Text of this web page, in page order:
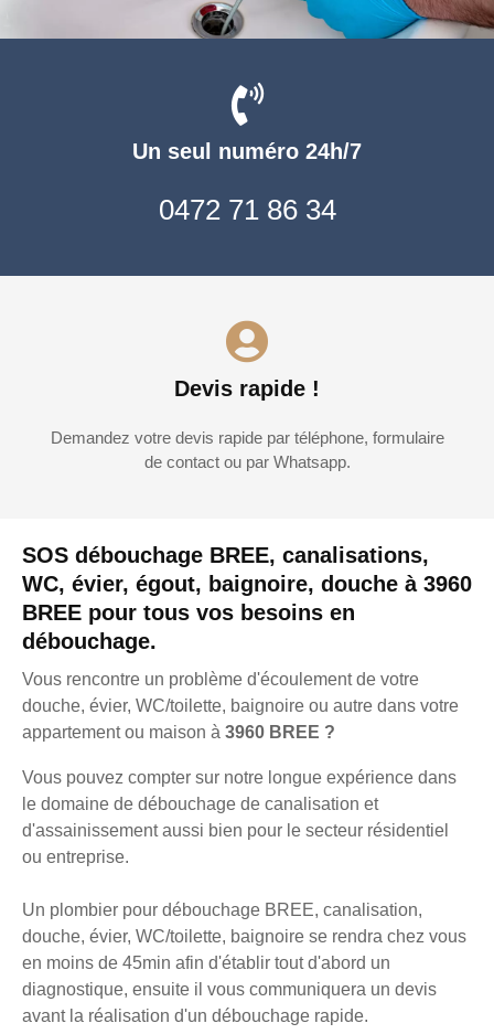
SOS débouchage BREE, canalisations,
WC, évier, égout, baignoire, douche à 3960
BREE pour tous vos besoins en
débouchage.
Vous rencontre un problème d'écoulement de votre
douche, évier, WC/toilette, baignoire ou autre dans votre
appartement ou maison à 3960 BREE ?
Vous pouvez compter sur notre longue expérience dans
le domaine de débouchage de canalisation et
d'assainissement aussi bien pour le secteur résidentiel
ou entreprise.
Un plombier pour débouchage BREE, canalisation,
douche, évier, WC/toilette, baignoire se rendra chez vous
en moins de 45min afin d'établir tout d'abord un
diagnostique, ensuite il vous communiquera un devis
avant la réalisation d'un débouchage rapide.
Un seul numéro 24h/7
0472 71 86 34
Devis rapide !
Demandez votre devis rapide par téléphone, formulaire
de contact ou par Whatsapp.